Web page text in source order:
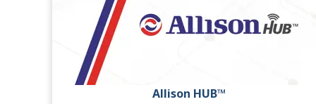
Allison HUB™